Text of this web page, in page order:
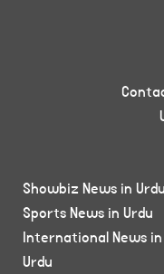
Showbiz News in Urdu
Sports News in Urdu
International News in
Urdu